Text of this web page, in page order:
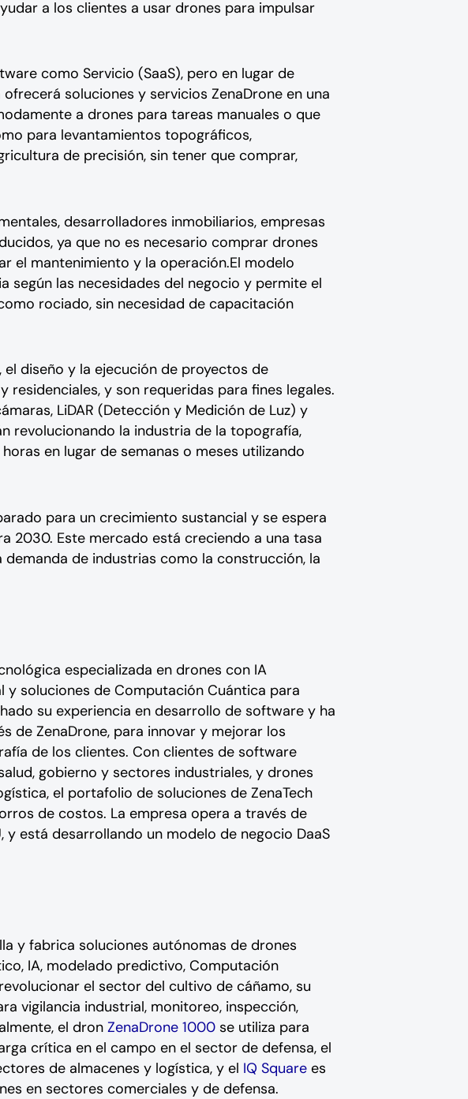
a los clientes a usar drones para impulsar
como Servicio (SaaS), pero en lugar de
soluciones y servicios ZenaDrone en una
a drones para tareas manuales o que
para levantamientos topográficos,
de precisión, sin tener que comprar,
desarrolladores inmobiliarios, empresas
ya que no es necesario comprar drones
el mantenimiento y la operación.El modelo
según las necesidades del negocio y permite el
rociado, sin necesidad de capacitación
diseño y la ejecución de proyectos de
y son requeridas para fines legales.
LiDAR (Detección y Medición de Luz) y
revolucionando la industria de la topografía,
en lugar de semanas o meses utilizando
para un crecimiento sustancial y se espera
2030. Este mercado está creciendo a una tasa
de industrias como la construcción, la
especializada en drones con IA
y soluciones de Computación Cuántica para
su experiencia en desarrollo de software y ha
de ZenaDrone, para innovar y mejorar los
de los clientes. Con clientes de software
gobierno y sectores industriales, y drones
el portafolio de soluciones de ZenaTech
de costos. La empresa opera a través de
y está desarrollando un modelo de negocio DaaS
y fabrica soluciones autónomas de drones
IA, modelado predictivo, Computación
el sector del cultivo de cáñamo, su
vigilancia industrial, monitoreo, inspección,
el dron ZenaDrone 1000se utiliza para
crítica en el campo en el sector de defensa, el
de almacenes y logística, y el IQ Squarees
en sectores comerciales y de defensa.